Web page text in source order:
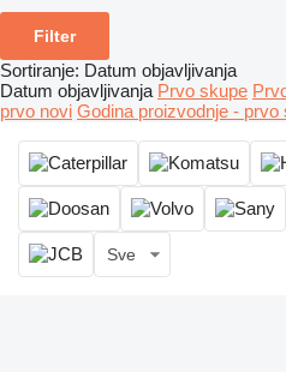
Filter
Sortiranje: Datum objavljivanja
Datum objavljivanja Prvo skupe
prvo novi Godina proizvodnje - prvo
Sve